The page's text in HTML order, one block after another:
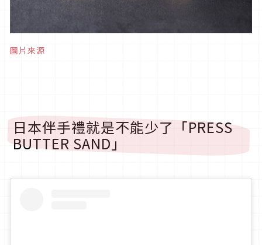
圖片來源
日本伴手禮就是不能少了「PRESS
BUTTER SAND」